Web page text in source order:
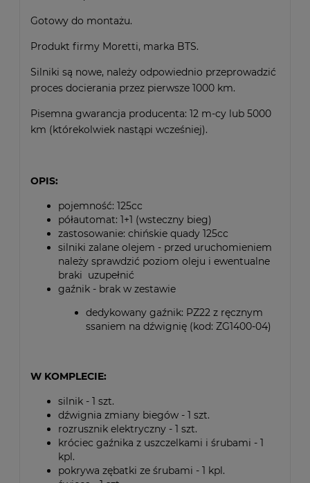
Gotowy do montażu.
Produkt firmy Moretti, marka BTS.
Silniki są nowe, należy odpowiednio przeprowadzić
proces docierania przez pierwsze 1000 km.
Pisemna gwarancja producenta: 12 m-cy lub 5000
km (którekolwiek nastąpi wcześniej).
OPIS:
pojemność: 125cc
półautomat: 1+1 (wsteczny bieg)
zastosowanie: chińskie quady 125cc
silniki zalane olejem - przed uruchomieniem
należy sprawdzić poziom oleju i ewentualne
braki uzupełnić
gaźnik - brak w zestawie
dedykowany gaźnik: PZ22 z ręcznym
ssaniem na dźwignię (kod: ZG1400-04)
W KOMPLECIE:
silnik - 1 szt.
dźwignia zmiany biegów - 1 szt.
rozrusznik elektryczny - 1 szt.
króciec gaźnika z uszczelkami i śrubami - 1
kpl.
pokrywa zębatki ze śrubami - 1 kpl.